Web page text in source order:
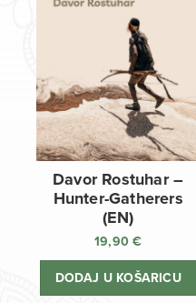
Davor Rostuhar –
Hunter-Gatherers
(EN)
19,90€
DODAJ U KOŠARICU